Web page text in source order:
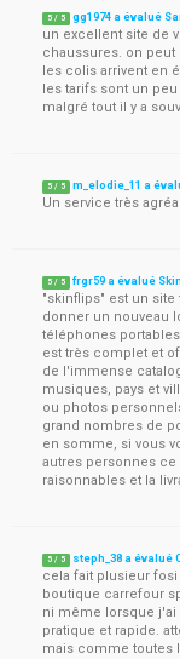
5 / 5 gg1974 a évalué
un excellent site de
chaussures. on peut
les colis arrivent en
les tarifs sont un
malgré tout il y a
5 / 5 m_elodie_11 a
Un service très
5 / 5 frgr59 a évalué
"skinflips" est un
donner un nouveau
téléphones
est très complet et
de l'immense
musiques, pays et
ou photos
grand nombres de
en somme, si vous
autres personnes ce
raisonnables et la
5 / 5 steph_38 a évalué
cela fait plusieur
boutique carrefour
ni même lorsque j'ai
pratique et rapide.
mais comme toutes